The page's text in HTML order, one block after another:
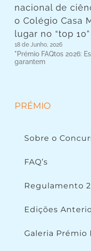
nacional de
o Colégio Casa
lugar no “top
18 de Junho, 2026
"Prémio FAQtos 2026:
garantem
PRÉMIO
Sobre o
FAQ’s
Regulamento
Edições
Galeria Prémio